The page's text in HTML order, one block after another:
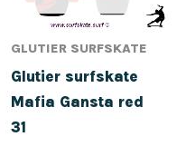
GLUTIER SURFSKATE
Glutier surfskate
Mafia Gansta red
31